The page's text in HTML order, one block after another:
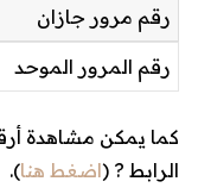
رقم مرور جازان
رقم المرور الموحد
كما يمكن مشاهدة
الرابط ? (اضغط هنا).